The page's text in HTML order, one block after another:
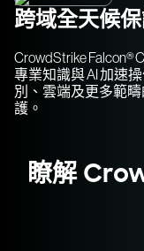
跨域全天候
CrowdStrike Falcon®
專業知識與 AI 加速
別、雲端及更多範
護。
瞭解